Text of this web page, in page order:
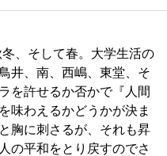
冬、そして春。大学生活の
井、南、西嶋、東堂、そ
を許せるか否かで『人間
味わえるかどうかが決ま
胸に刺さるが、それも昇
の平和をとり戻すのでさ